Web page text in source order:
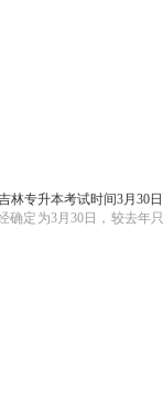
林专升本考试时间3月30日
确定为3月30日，较去